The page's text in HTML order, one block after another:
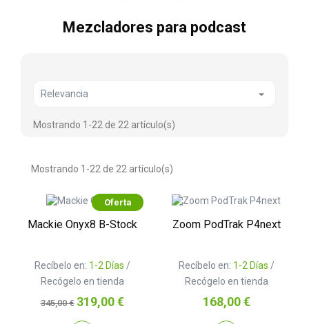
Mezcladores para podcast
Relevancia 
Mostrando 1-22 de 22 artículo(s)
Mostrando 1-22 de 22 artículo(s)
Oferta
Mackie Onyx8 B-Stock
Recíbelo en: 1-2 Días /
Recógelo en tienda
Precio
base
345,00 € Precio
319,00 €
Zoom PodTrak P4next
Recíbelo en: 1-2 Días /
Recógelo en tienda
Precio
168,00 €